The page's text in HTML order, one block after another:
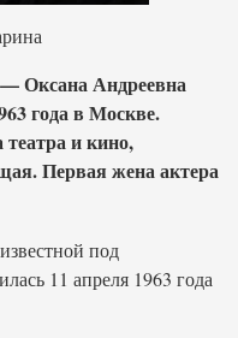
Оксана Андреевна
года в Москве.
театра и кино,
Первая жена актера
под
11 апреля 1963 года